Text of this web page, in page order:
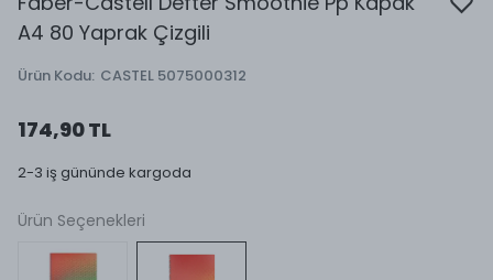
A4 80 Yaprak Çizgili
Ürün Kodu: CASTEL 5075000312
174,90 TL
2-3 iş gününde kargoda
Ürün Seçenekleri